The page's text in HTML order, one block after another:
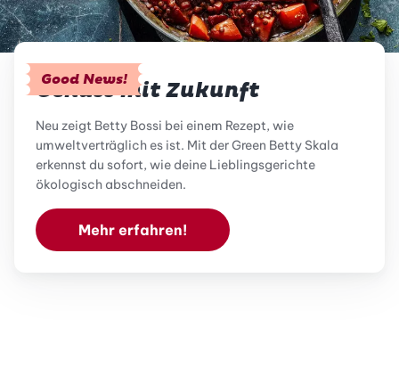
Good News!
Genuss mit Zukunft
Neu zeigt Betty Bossi bei einem Rezept, wie
umweltverträglich es ist. Mit der Green Betty Skala
erkennst du sofort, wie deine Lieblingsgerichte
ökologisch abschneiden.
Mehr erfahren!